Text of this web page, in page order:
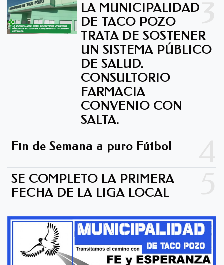
LA MUNICIPALIDAD
DE TACO POZO
TRATA DE SOSTENER
UN SISTEMA PÚBLICO
DE SALUD.
CONSULTORIO
FARMACIA
CONVENIO CON
SALTA.
Fin de Semana a puro Fútbol
SE COMPLETO LA PRIMERA
FECHA DE LA LIGA LOCAL